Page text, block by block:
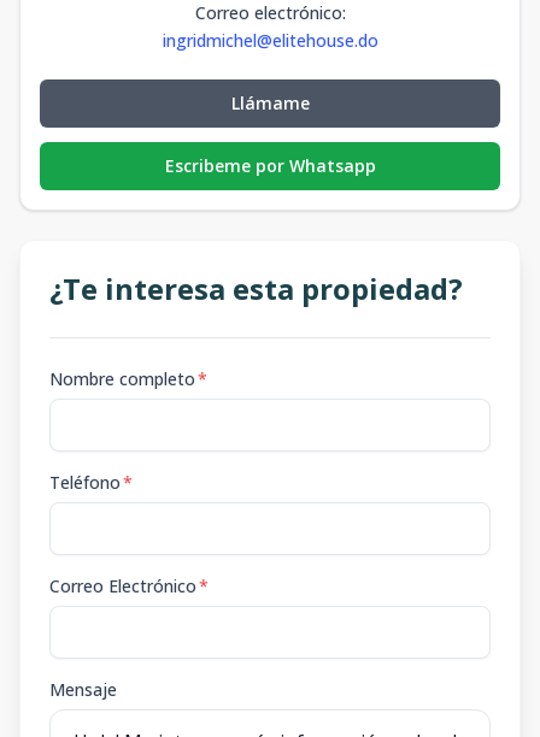
Correo electrónico:
ingridmichel@elitehouse.do
Llámame
Escribeme por Whatsapp
¿Te interesa esta propiedad?
Nombre completo*
Teléfono*
Correo Electrónico*
Mensaje